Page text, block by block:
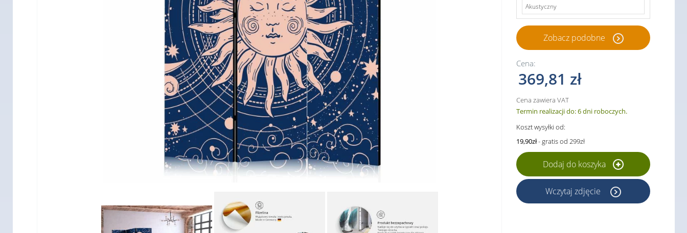
Akustyczny
Zobacz podobne
Cena:
369,81 zł
Cena zawiera VAT
Termin realizacji do: 6 dni roboczych.
Koszt wysyłki od:
19,90zł- gratis od 299zł
Dodaj do koszyka
Wczytaj zdjęcie